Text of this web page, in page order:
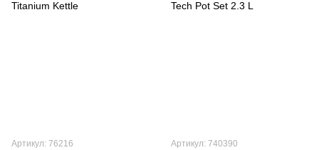
Артикул: 76216 Артикул: 740390